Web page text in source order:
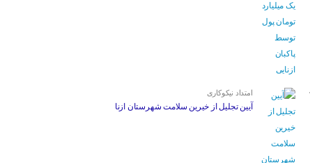
امتداد نیکوکاری
آیین تجلیل از خیرین سلامت شهرستان ازنا